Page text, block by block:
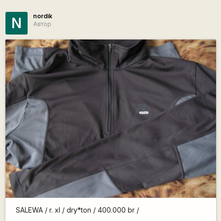
N
nordik
Автор
SALEWA / r. xl / dry*ton / 400.000 br /